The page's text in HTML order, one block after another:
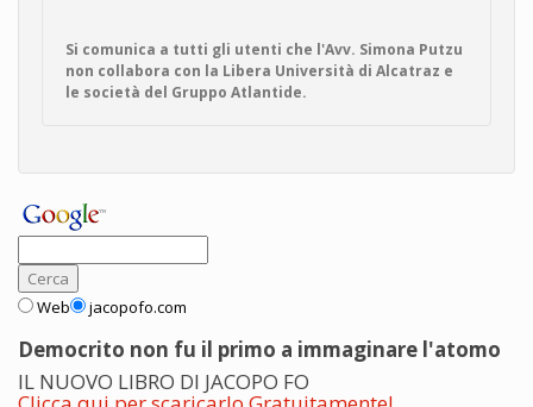
Si comunica a tutti gli utenti che l'Avv. Simona Putzu
non collabora con la Libera Università di Alcatraz e
le società del Gruppo Atlantide.
Web jacopofo.com
Democrito non fu il primo a immaginare l'atomo
IL NUOVO LIBRO DI JACOPO FO